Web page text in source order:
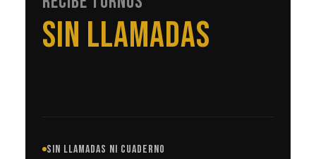
EN AUTOMÁTICO
SIN LLAMADAS NI CUADERNO